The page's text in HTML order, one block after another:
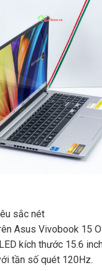
sắc nét
Asus Vivobook 15
kích thước 15.6
tần số quét 120Hz.